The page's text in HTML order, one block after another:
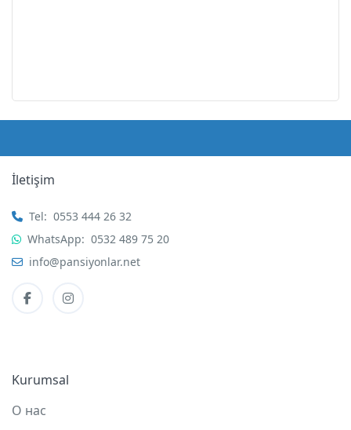
İletişim
Tel: 0553 444 26 32
WhatsApp: 0532 489 75 20
info@pansiyonlar.net
Kurumsal
О нас